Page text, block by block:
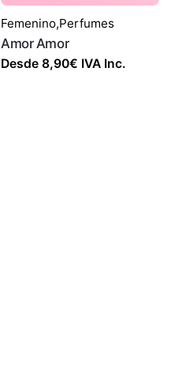
Femenino,Perfumes
Amor Amor
Desde 8,90€ IVA Inc.